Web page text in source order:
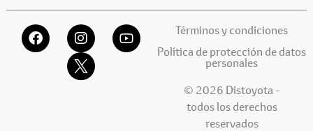
Términos y condiciones
Política de protección de datos
personales
© 2026 Distoyota -
todos los derechos
reservados